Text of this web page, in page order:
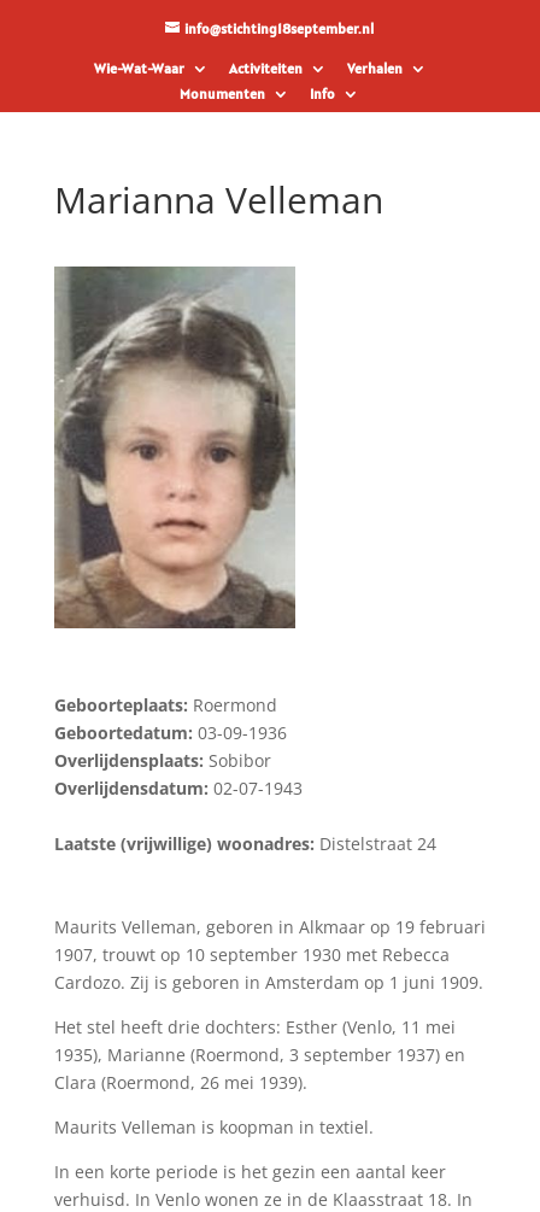
info@stichting18september.nl
Wie-Wat-Waar Activiteiten
Verhalen
Monumenten
Info
Marianna Velleman
Geboorteplaats: Roermond
Geboortedatum: 03-09-1936
Overlijdensplaats: Sobibor
Overlijdensdatum: 02-07-1943
Laatste (vrijwillige) woonadres: Distelstraat 24
Maurits Velleman, geboren in Alkmaar op 19 februari
1907, trouwt op 10 september 1930 met Rebecca
Cardozo. Zij is geboren in Amsterdam op 1 juni 1909.
Het stel heeft drie dochters: Esther (Venlo, 11 mei
1935), Marianne (Roermond, 3 september 1937) en
Clara (Roermond, 26 mei 1939).
Maurits Velleman is koopman in textiel.
In een korte periode is het gezin een aantal keer
verhuisd. In Venlo wonen ze in de Klaasstraat 18. In